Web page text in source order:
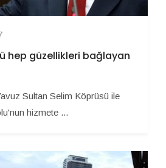
hep güzellikleri bağlayan
Sultan Selim Köprüsü ile
hizmete ...